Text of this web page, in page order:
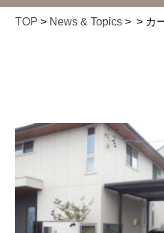
TOP > News & Topics > > カ